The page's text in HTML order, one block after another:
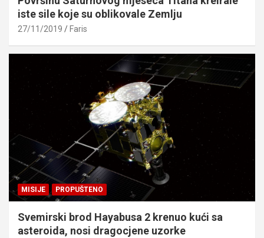
iste sile koje su oblikovale Zemlju
27/11/2019 Faris
MISIJE PROPUŠTENO
Svemirski brod Hayabusa 2 krenuo kući sa
asteroida, nosi dragocjene uzorke